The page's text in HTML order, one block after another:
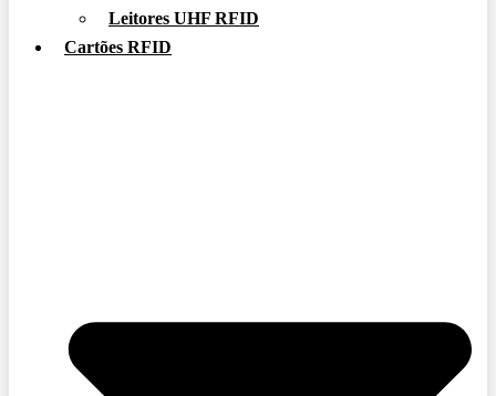
Leitores UHF RFID
Cartões RFID